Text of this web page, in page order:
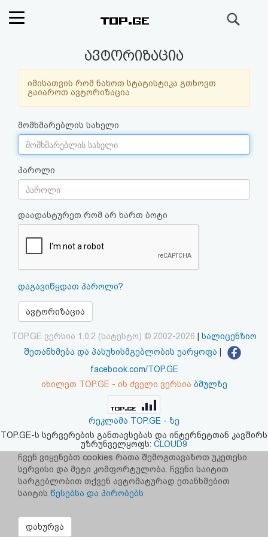
ფოსტა
კითხვა-
პასუხი
ავტორიზაცია
რეგისტრაცია
პაროლის
HTML
კოდი
შეთანხმება
პასუხისმგებლობის
უარყოფა
ავტორიზაცია
იმისათვის რომ ნახოთ სტატისტიკა გთხოვთ
გაიაროთ ავტორიზაცია
მომხმარებლის სახელი
პაროლი
დაადასტურეთ რომ არ ხართ ბოტი
დაგავიწყდათ პაროლი?
ავტორიზაცია
TOP.GE ვერსია 1.0.2 (სატესტო) © 2002-2026
სალიცენზიო
შეთანხმება და პასუხისმგებლობის უარყოფა
facebook.com/TOP.GE
იხილეთ TOP.GE - ის ძველი ვერსია ბმულზე
რეკლამა TOP.GE - ზე
TOP.GE-ს სერვერების განთავსებას და ინტერნეტთან კავშირს
უზრუნველყოფს: CLOUD9
ჩვენ ვიყენებთ cookies რათა შემოგთავაზოთ უკეთესი
სერვისი და მეტი კომფორტულობა. ჩვენი საიტით
სარგებლობით თქვენ ავტომატურად ეთანხმებით
საიტის წესებსა და პირობებს
დახურვა